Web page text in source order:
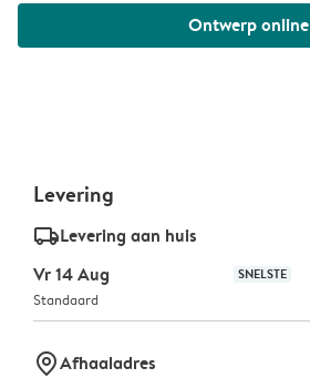
Ontwerp online
Levering
delivery_standard_v2Levering aan huis
Vr 14 Aug
SNELSTE
Standaard
marker-pinAfhaaladres